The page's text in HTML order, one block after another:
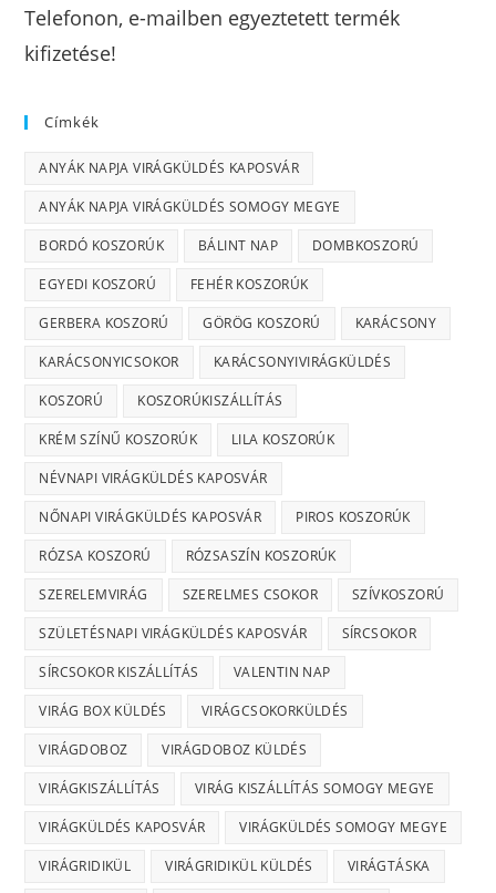
Telefonon, e-mailben egyeztetett termék
kifizetése!
Címkék
ANYÁK NAPJA VIRÁGKÜLDÉS KAPOSVÁR
ANYÁK NAPJA VIRÁGKÜLDÉS SOMOGY MEGYE
BORDÓ KOSZORÚK BÁLINT NAP DOMBKOSZORÚ
EGYEDI KOSZORÚ FEHÉR KOSZORÚK
GERBERA KOSZORÚ GÖRÖG KOSZORÚ KARÁCSONY
KARÁCSONYICSOKOR KARÁCSONYIVIRÁGKÜLDÉS
KOSZORÚ KOSZORÚKISZÁLLÍTÁS
KRÉM SZÍNŰ KOSZORÚK LILA KOSZORÚK
NÉVNAPI VIRÁGKÜLDÉS KAPOSVÁR
NŐNAPI VIRÁGKÜLDÉS KAPOSVÁR PIROS KOSZORÚK
RÓZSA KOSZORÚ RÓZSASZÍN KOSZORÚK
SZERELEMVIRÁG SZERELMES CSOKOR SZÍVKOSZORÚ
SZÜLETÉSNAPI VIRÁGKÜLDÉS KAPOSVÁR SÍRCSOKOR
SÍRCSOKOR KISZÁLLÍTÁS VALENTIN NAP
VIRÁG BOX KÜLDÉS VIRÁGCSOKORKÜLDÉS
VIRÁGDOBOZ VIRÁGDOBOZ KÜLDÉS
VIRÁGKISZÁLLÍTÁS VIRÁG KISZÁLLÍTÁS SOMOGY MEGYE
VIRÁGKÜLDÉS KAPOSVÁR VIRÁGKÜLDÉS SOMOGY MEGYE
VIRÁGRIDIKÜL VIRÁGRIDIKÜL KÜLDÉS VIRÁGTÁSKA